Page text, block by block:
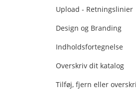
Upload - Retningslinier
Design og Branding
Indholdsfortegnelse
Overskriv dit katalog
Tilføj, fjern eller